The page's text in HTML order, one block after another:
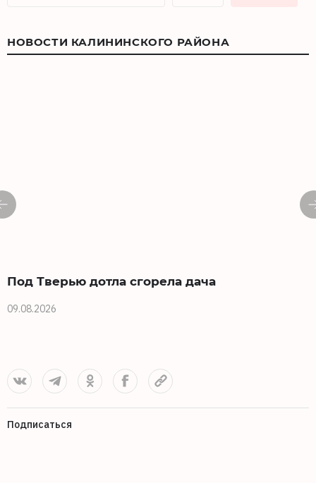
НОВОСТИ КАЛИНИНСКОГО РАЙОНА
Под Тверью дотла сгорела дача
09.08.2026
Подписаться